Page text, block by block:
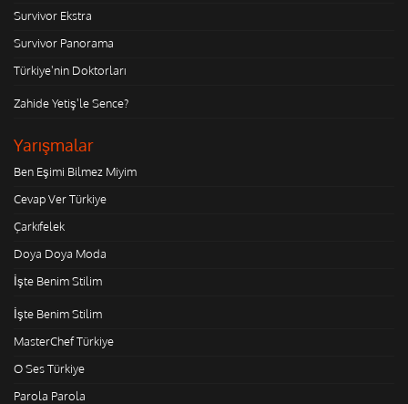
Survivor Ekstra
Survivor Panorama
Türkiye'nin Doktorları
Zahide Yetiş'le Sence?
Yarışmalar
Ben Eşimi Bilmez Miyim
Cevap Ver Türkiye
Çarkıfelek
Doya Doya Moda
İşte Benim Stilim
İşte Benim Stilim
MasterChef Türkiye
O Ses Türkiye
Parola Parola